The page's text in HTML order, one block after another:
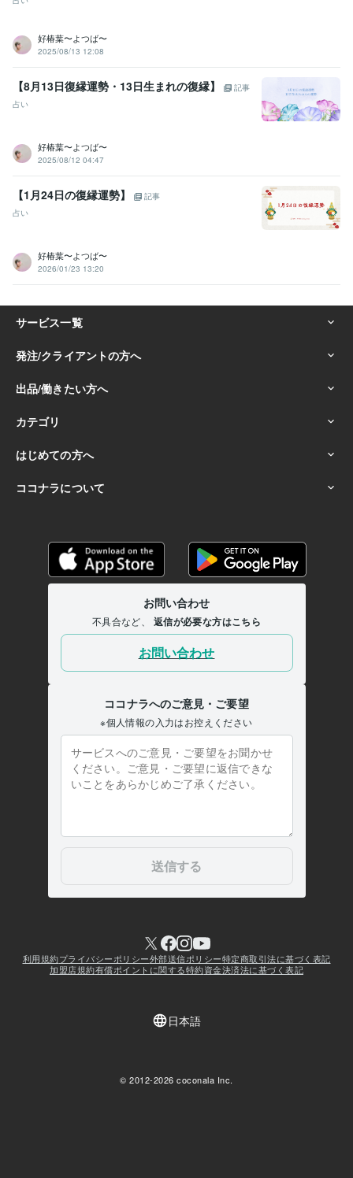
青龍鑑定:9年浄化・結界:9年
人材採用:9年
得意分野
悩み相談・カウンセリング
ツインレイ鑑定 過去世・前世鑑定
学歴
某看護学校卒業 1993年3月 ~ 1997年2月
好椿葉〜よつば〜
2025/08/13 12:08
【8月13日復縁運勢・13日生まれの復縁】
記事
占い
好椿葉〜よつば〜
2025/08/12 04:47
【1月24日の復縁運勢】
記事
占い
好椿葉〜よつば〜
2026/01/23 13:20